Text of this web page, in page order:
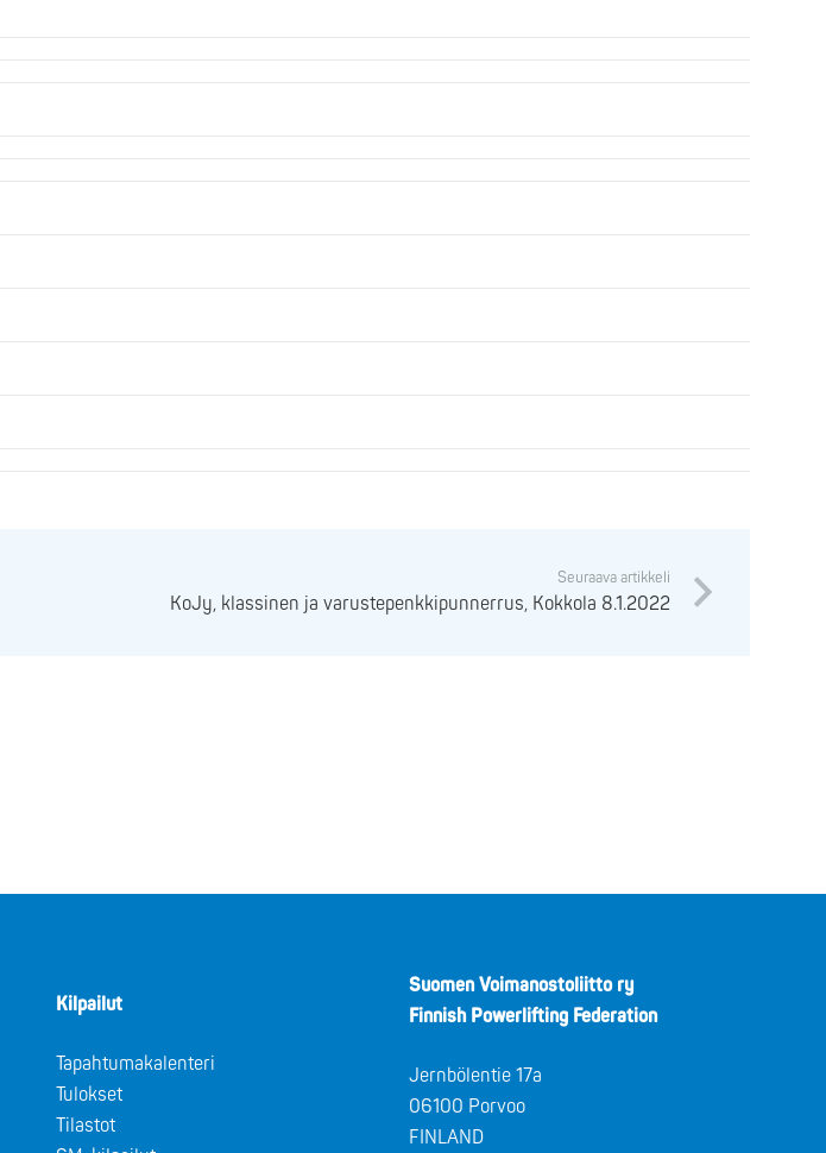
Seuraava artikkeli
KoJy, klassinen ja varustepenkkipunnerrus, Kokkola 8.1.2022
Kilpailut
Tapahtumakalenteri
Tulokset
Tilastot
Suomen Voimanostoliitto ry
Finnish Powerlifting Federation
Jernbölentie 17a
06100 Porvoo
FINLAND